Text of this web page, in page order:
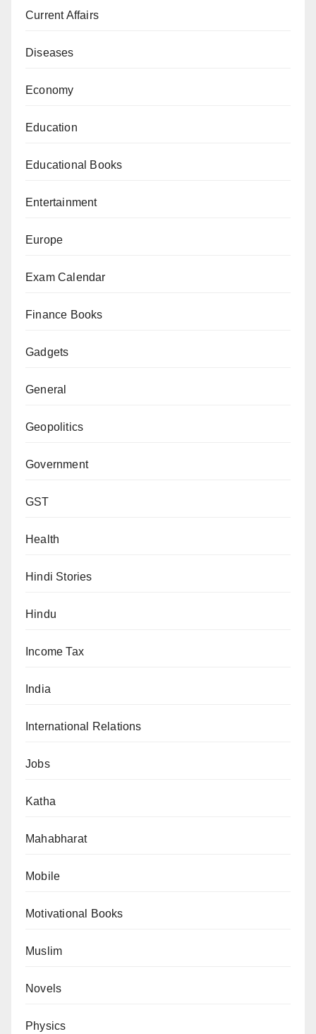
Current Affairs
Diseases
Economy
Education
Educational Books
Entertainment
Europe
Exam Calendar
Finance Books
Gadgets
General
Geopolitics
Government
GST
Health
Hindi Stories
Hindu
Income Tax
India
International Relations
Jobs
Katha
Mahabharat
Mobile
Motivational Books
Muslim
Novels
Physics